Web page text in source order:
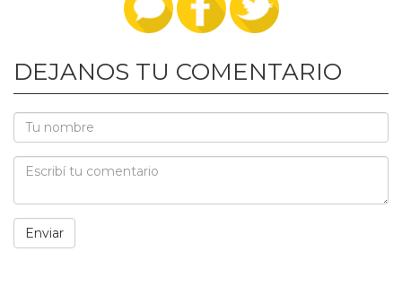
DEJANOS TU COMENTARIO